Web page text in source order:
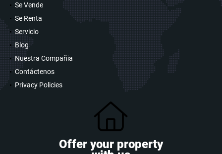
Se Vende
Se Renta
Servicio
Blog
Nuestra Compañia
Contáctenos
Privacy Policies
Offer your property